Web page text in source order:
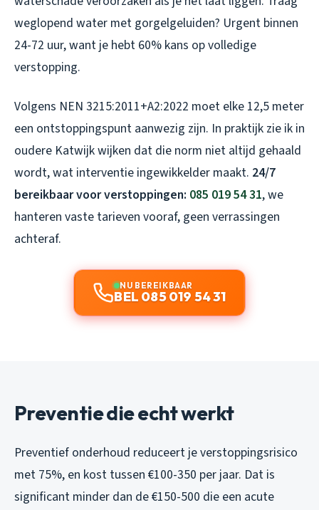
weglopend water met gorgelgeluiden? Urgent binnen
24-72 uur, want je hebt 60% kans op volledige
verstopping.
Volgens NEN 3215:2011+A2:2022 moet elke 12,5 meter
een ontstoppingspunt aanwezig zijn. In praktijk zie ik in
oudere Katwijk wijken dat die norm niet altijd gehaald
wordt, wat interventie ingewikkelder maakt. 24/7
bereikbaar voor verstoppingen: 085 019 54 31, we
hanteren vaste tarieven vooraf, geen verrassingen
achteraf.
NU BEREIKBAAR
BEL 085 019 54 31
Preventie die echt werkt
Preventief onderhoud reduceert je verstoppingsrisico
met 75%, en kost tussen €100-350 per jaar. Dat is
significant minder dan de €150-500 die een acute